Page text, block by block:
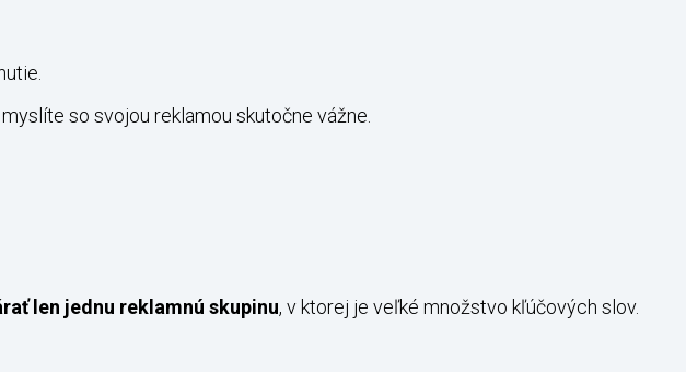
so svojou reklamou skutočne vážne.
len jednu reklamnú skupinu, v ktorej je veľké množstvo kľúčových slov.